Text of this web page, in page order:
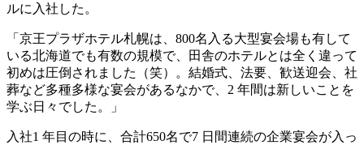
ルに入社した。
「京王プラザホテル札幌は、800名入る大型宴会場も有して
いる北海道でも有数の規模で、田舎のホテルとは全く違って
初めは圧倒されました（笑）。結婚式、法要、歓送迎会、社
葬など多種多様な宴会があるなかで、2 年間は新しいことを
学ぶ日々でした。」
入社1 年目の時に、合計650名で7 日間連続の企業宴会が入っ